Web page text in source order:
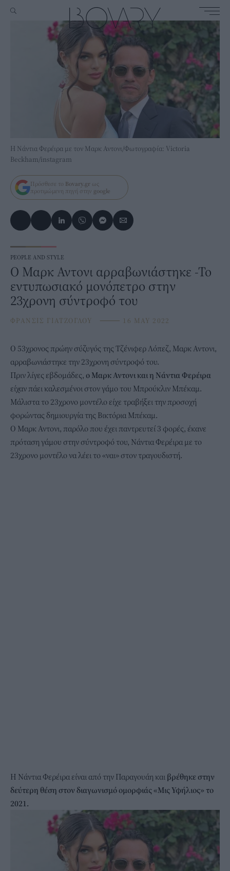
H Νάντια Φερέιρα με τον Μαρκ Αντονι/Φωτογραφία: Victoria
Beckham/instagram
Πρόσθεσε το Bovary.gr ως
προτιμώμενη πηγή στην google
PEOPLE AND STYLE
O Μαρκ Αντονι αρραβωνιάστηκε -Το
εντυπωσιακό μονόπετρο στην
23χρονη σύντροφό του
ΦΡΑΝΣΙΣ ΓΙΑΤΖΟΓΛΟΥ ⸻ 16 MAY 2022
Ο 53χρονος πρώην σύζυγός της Τζένιφερ Λόπεζ, Μαρκ Αντονι,
αρραβωνιάστηκε την 23χρονη σύντροφό του.
Πριν λίγες εβδομάδες, ο Mαρκ Αντονικαι η Νάντια Φερέιρα
είχαν πάει καλεσμένοι στον γάμο του Μπρούκλιν Μπέκαμ.
Μάλιστα το 23χρονο μοντέλο είχε τραβήξει την προσοχή
φορώντας δημιουργία της Βικτόρια Μπέκαμ.
Ο Μαρκ Αντονι, παρόλο που έχει παντρευτεί 3 φορές, έκανε
πρόταση γάμου στην σύντροφό του, Νάντια Φερέιρα με το
23χρονο μοντέλο να λέει το «ναι» στον τραγουδιστή.
Η Νάντια Φερέιρα είναι από την Παραγουάη και βρέθηκε στην
δεύτερη θέση στον διαγωνισμό ομορφιάς «Μις Υφήλιος» το
2021.